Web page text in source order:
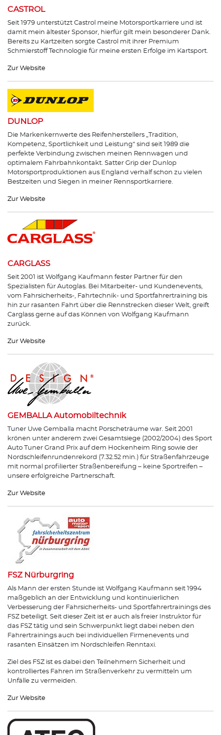
CASTROL
Seit 1979 unterstützt Castrol meine Motorsportkarriere und ist
damit mein ältester Sponsor, hierfür gilt mein besonderer Dank.
Bereits zu Kartzeiten sorgte Castrol mit ihrer Premium
Schmierstoff Technologie für meine ersten Erfolge im Kartsport.
Zur Website
DUNLOP
Die Markenkernwerte des Reifenherstellers „Tradition,
Kompetenz, Sportlichkeit und Leistung“ sind seit 1989 die
perfekte Verbindung zwischen meinen Rennwagen und
optimalem Fahrbahnkontakt. Satter Grip der Dunlop
Motorsportproduktionen aus England verhalf schon zu vielen
Bestzeiten und Siegen in meiner Rennsportkarriere.
Zur Website
CARGLASS
Seit 2001 ist Wolfgang Kaufmann fester Partner für den
Spezialisten für Autoglas. Bei Mitarbeiter- und Kundenevents,
vom Fahrsicherheits-, Fahrtechnik- und Sportfahrertraining bis
hin zur rasanten Fahrt über die Rennstrecken dieser Welt, greift
Carglass gerne auf das Können von Wolfgang Kaufmann
zurück.
Zur Website
GEMBALLA Automobiltechnik
Tuner Uwe Gemballa macht Porscheträume war. Seit 2001
krönen unter anderem zwei Gesamtsiege (2002/2004) des Sport
Auto Tuner Grand Prix auf dem Hockenheim Ring sowie der
Nordschleifenrundenrekord (7.32.52 min.) für Straßenfahrzeuge
mit normal profilierter Straßenbereifung – keine Sportreifen –
unsere erfolgreiche Partnerschaft.
Zur Website
FSZ Nürburgring
Als Mann der ersten Stunde ist Wolfgang Kaufmann seit 1994
maßgeblich an der Entwicklung und kontinuierlichen
Verbesserung der Fahrsicherheits- und Sportfahrertrainings des
FSZ beteiligt. Seit dieser Zeit ist er auch als freier Instruktor für
das FSZ tätig und sein Schwerpunkt liegt dabei neben den
Fahrertrainings auch bei individuellen Firmenevents und
rasanten Einsätzen im Nordschleifen Renntaxi.
Ziel des FSZ ist es dabei den Teilnehmern Sicherheit und
kontrolliertes Fahren im Straßenverkehr zu vermitteln um
Unfälle zu vermeiden.
Zur Website